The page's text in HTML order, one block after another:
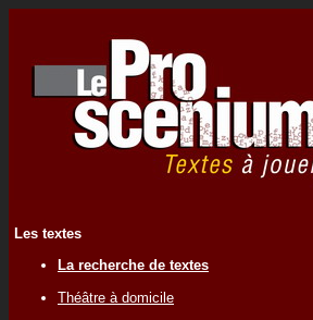
Les textes
La recherche de textes
Théâtre à domicile